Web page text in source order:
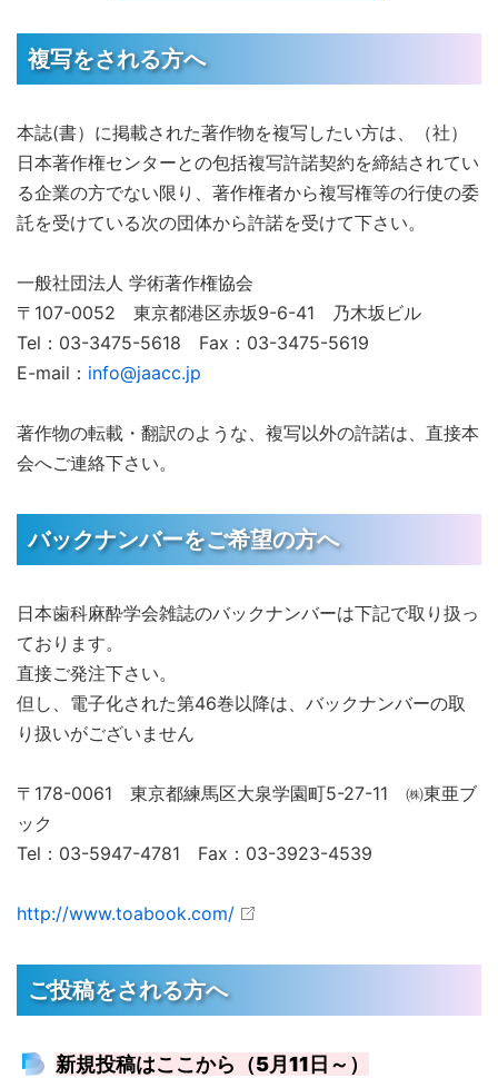
複写をされる方へ
本誌(書）に掲載された著作物を複写したい方は、（社）
日本著作権センターとの包括複写許諾契約を締結されてい
る企業の方でない限り、著作権者から複写権等の行使の委
託を受けている次の団体から許諾を受けて下さい。
一般社団法人 学術著作権協会
〒107-0052 東京都港区赤坂9-6-41 乃木坂ビル
Tel：03-3475-5618 Fax：03-3475-5619
E-mail： info@jaacc.jp
著作物の転載・翻訳のような、複写以外の許諾は、直接本
会へご連絡下さい。
バックナンバーをご希望の方へ
日本歯科麻酔学会雑誌のバックナンバーは下記で取り扱っ
ております。
直接ご発注下さい。
但し、電子化された第46巻以降は、バックナンバーの取
り扱いがございません
〒178-0061 東京都練馬区大泉学園町5-27-11 ㈱東亜ブ
ック
Tel：03-5947-4781 Fax：03-3923-4539
http://www.toabook.com/
ご投稿をされる方へ
新規投稿はここから（5月11日～）